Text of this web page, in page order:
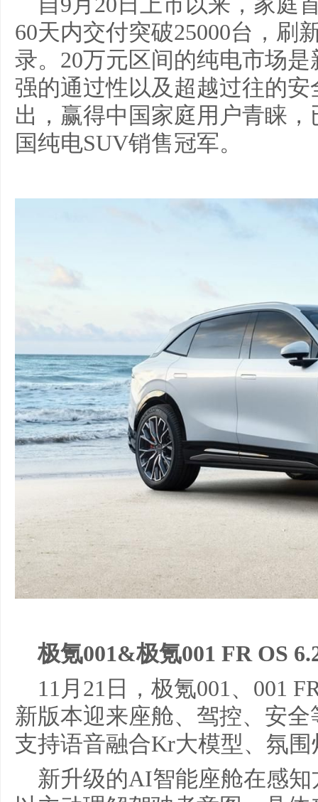
60天内交付突破25000台，刷
录。20万元区间的纯电市场
强的通过性以及超越过往的
出，赢得中国家庭用户青睐
国纯电SUV销售冠军。
极氪001&极氪001 FR OS
11月21日，极氪001、001
新版本迎来座舱、驾控、安
支持语音融合Kr大模型、氛
新升级的AI智能座舱在感